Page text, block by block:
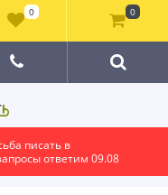
писать в
ответим 09.08
0 0